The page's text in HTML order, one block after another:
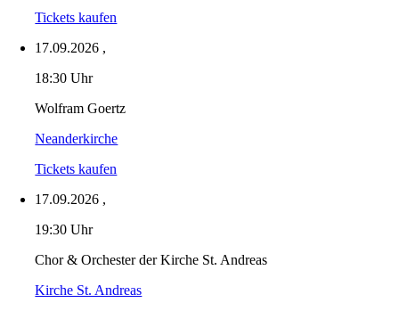
Tickets kaufen
17.09.2026 ,
18:30 Uhr
Wolfram Goertz
Neanderkirche
Tickets kaufen
17.09.2026 ,
19:30 Uhr
Chor & Orchester der Kirche St. Andreas
Kirche St. Andreas